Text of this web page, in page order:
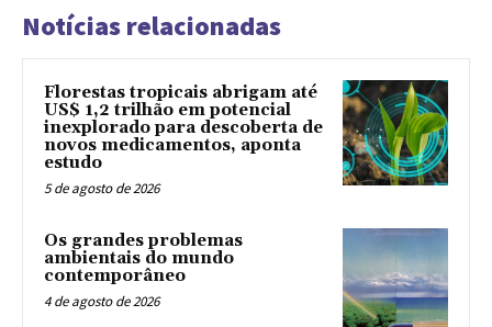
Notícias relacionadas
Florestas tropicais abrigam até
US$ 1,2 trilhão em potencial
inexplorado para descoberta de
novos medicamentos, aponta
estudo
5 de agosto de 2026
Os grandes problemas
ambientais do mundo
contemporâneo
4 de agosto de 2026